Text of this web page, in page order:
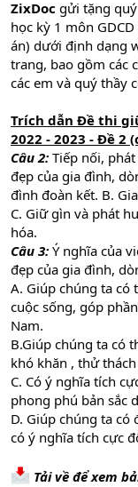
ZixDoc gửi tặng
học kỳ 1 môn
án) dưới định dạng
trang, bao gồm các
các em và quý thầy
Trích dẫn Đề thi
2022 - 2023 - Đề 2
Câu 2: Tiếp nối,
đẹp của gia đình,
đình đoàn kết. B.
C. Giữ gìn và phát
hóa.
Câu 3: Ý nghĩa của
đẹp của gia đình,
A. Giúp chúng ta
cuộc sống, góp
Nam.
B.Giúp chúng ta có
khó khăn , thử
C. Có ý nghĩa tích
phong phú bản sắc
D. Giúp chúng ta
có ý nghĩa tích cực
Tải về để xem